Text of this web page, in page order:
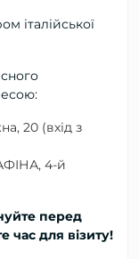
італійської
20 (вхід з
4-й
перед
час для візиту!